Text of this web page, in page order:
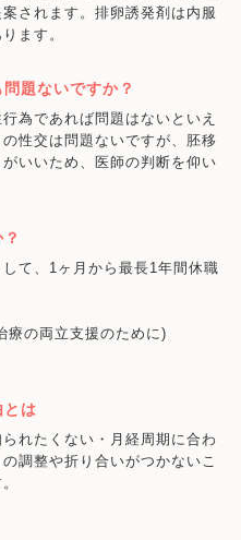
されます。排卵誘発剤は内服
ます。
題ないですか？
為であれば問題はないといえ
性交は問題ないですが、胚移
いいため、医師の判断を仰い
て、1ヶ月から最長1年間休職
療の両立支援のために)
とは
れたくない・月経周期に合わ
調整や折り合いがつかないこ